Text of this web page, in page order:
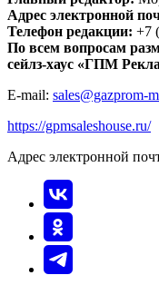
Адрес электронной
Телефон редакции: +7
По всем вопросам
сейлз-хаус «ГПМ
E-mail: sales@gazprom-
https://gpmsaleshouse.ru/
Адрес электронной